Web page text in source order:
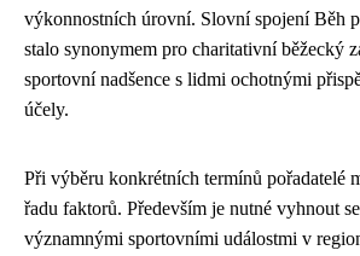
výkonnostních úrovní. Slovní spojení Běh
stalo synonymem pro charitativní běžecký
sportovní nadšence s lidmi ochotnými
účely.
Při výběru konkrétních termínů pořadatelé
řadu faktorů. Především je nutné vyhnout
významnými sportovními událostmi v